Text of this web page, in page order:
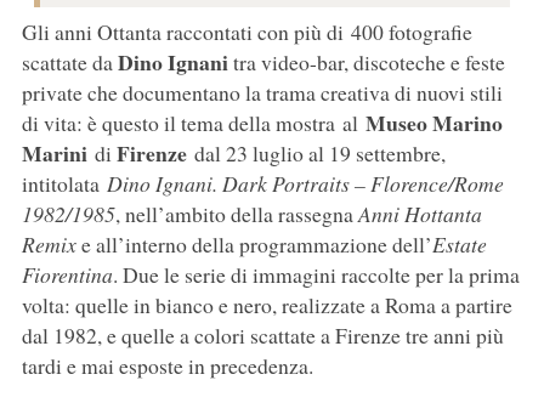
Gli anni Ottanta raccontati con più di 400 fotografie
scattate daDino Ignanitra video-bar, discoteche e feste
private che documentano la trama creativa di nuovi stili
di vita: è questo il tema della mostra al Museo Marino
Marinidi Firenze dal 23 luglio al 19 settembre,
intitolata Dino Ignani. Dark Portraits – Florence/Rome
1982/1985, nell’ambito della rassegnaAnni Hottanta
Remixe all’interno della programmazione dell’Estate
Fiorentina. Due le serie di immagini raccolte per la prima
volta: quelle in bianco e nero, realizzate a Roma a partire
dal 1982, e quelle a colori scattate a Firenze tre anni più
tardi e mai esposte in precedenza.